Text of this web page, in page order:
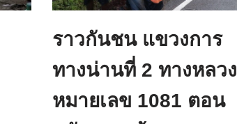
ราวกันชน แขวงการ
ทางน่านที่ 2 ทางหลวง
หมายเลข 1081 ตอน